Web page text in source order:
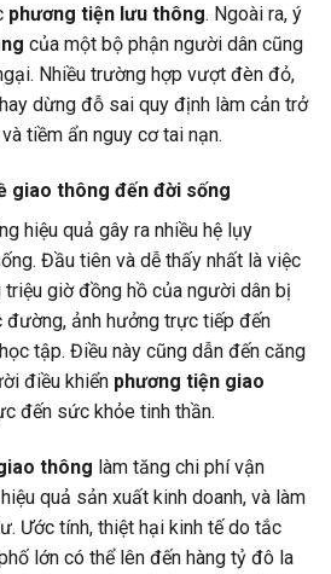
phương tiện lưu thông. Ngoài ra, ý
của một bộ phận người dân cũng
Nhiều trường hợp vượt đèn đỏ,
dừng đỗ sai quy định làm cản trở
và tiềm ẩn nguy cơ tai nạn.
giao thông đến đời sống
hiệu quả gây ra nhiều hệ lụy
Đầu tiên và dễ thấy nhất là việc
triệu giờ đồng hồ của người dân bị
ảnh hưởng trực tiếp đến
tập. Điều này cũng dẫn đến căng
điều khiển phương tiện giao
đến sức khỏe tinh thần.
thông làm tăng chi phí vận
quả sản xuất kinh doanh, và làm
Ước tính, thiệt hại kinh tế do tắc
lớn có thể lên đến hàng tỷ đô la